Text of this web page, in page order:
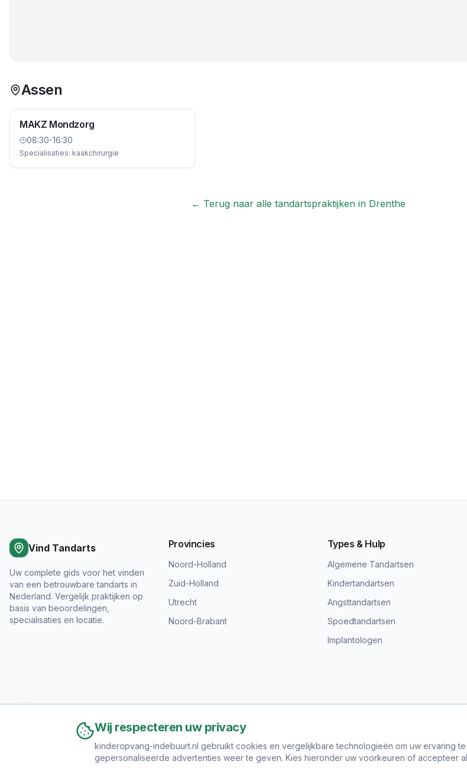
Assen
MAKZ Mondzorg
08:30-16:30
Specialisaties: kaakchirurgie
← Terug naar alle tandartspraktijken in Drenthe
Vind Tandarts
Uw complete gids voor het vinden
van een betrouwbare tandarts in
Nederland. Vergelijk praktijken op
basis van beoordelingen,
specialisaties en locatie.
Provincies
Noord-Holland
Zuid-Holland
Utrecht
Noord-Brabant
Types & Hulp
Algemene Tandartsen
Kindertandartsen
Angsttandartsen
Spoedtandartsen
Implantologen
© 2024 Vind Tandarts. Alle rechten
Wij respecteren uw privacy
kinderopvang-indebuurt.nl gebruikt cookies en vergelijkbare technologieën om uw ervaring
gepersonaliseerde advertenties weer te geven. Kies hieronder uw voorkeuren of accepteer